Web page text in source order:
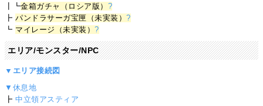
┃┗金箱ガチャ（ロシア版） ?
┣パンドラサーガ宝匣（未実装）?
┗ マイレージ（未実装）?
エリア/モンスター/NPC
▼エリア接続図
▼休息地
┣中立領アスティア